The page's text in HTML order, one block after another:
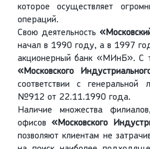
которое осуществляет
операций.
Свою деятельность
начал в 1990 году, а в 1997
акционерный банк «МИнБ». С
«Московского
соответствии с генеральной
№912 от 22.11.1990 года.
Наличие множества
офисов «Московского
позволяют клиентам не